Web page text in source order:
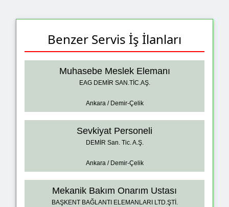
Benzer Servis İş İlanları
Muhasebe Meslek Elemanı
EAG DEMİR SAN.TİC.AŞ.
Ankara / Demir-Çelik
Sevkiyat Personeli
DEMİR San. Tic. A.Ş.
Ankara / Demir-Çelik
Mekanik Bakım Onarım Ustası
BAŞKENT BAĞLANTI ELEMANLARI LTD.ŞTİ.